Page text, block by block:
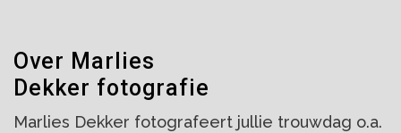
Over Marlies
Dekker fotografie
Marlies Dekker fotografeert jullie trouwdag o.a.